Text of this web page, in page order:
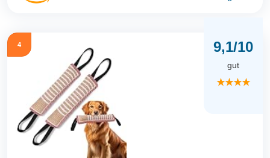
4 9,1/10
gut
★★★★